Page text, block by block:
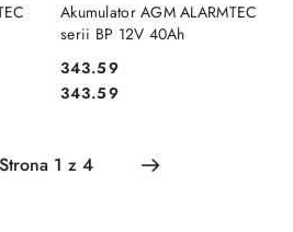
Akumulator AGM ALARMTEC
serii BP 12V 40Ah
Cena:
343.59
Cena:
343.59